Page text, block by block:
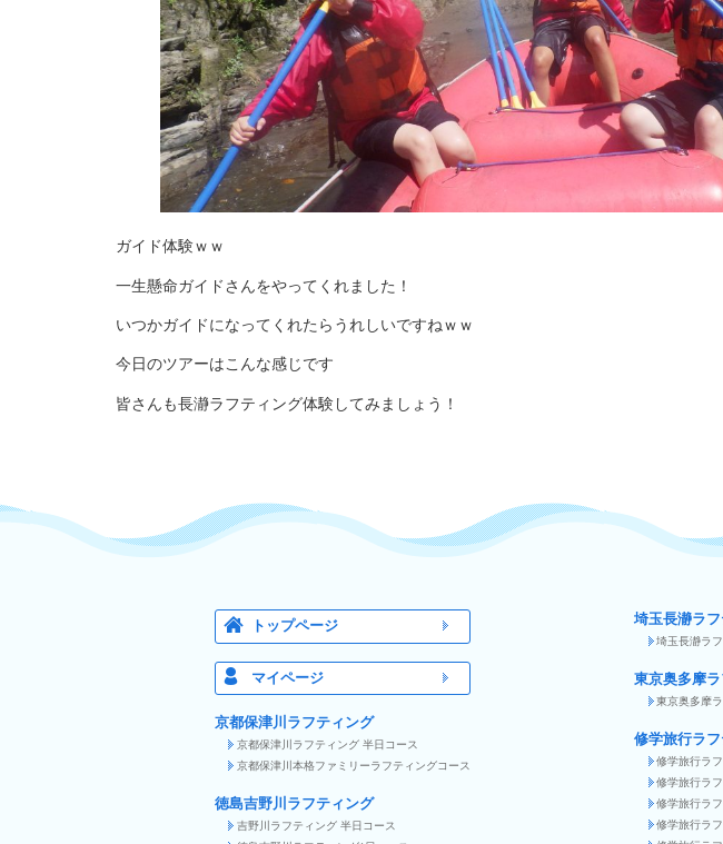
ガイド体験ｗｗ
一生懸命ガイドさんをやってくれました！
いつかガイドになってくれたらうれしいですねｗｗ
今日のツアーはこんな感じです
皆さんも長瀞ラフティング体験してみましょう！
トップページ
マイページ
京都保津川ラフティング
京都保津川ラフティング 半日コース
京都保津川本格ファミリーラフティングコース
徳島吉野川ラフティング
吉野川ラフティング 半日コース
埼玉長瀞ラ
埼玉長瀞ラ
東京奥多摩
東京奥多摩
修学旅行ラ
修学旅行ラ
修学旅行ラ
修学旅行ラ
修学旅行ラ